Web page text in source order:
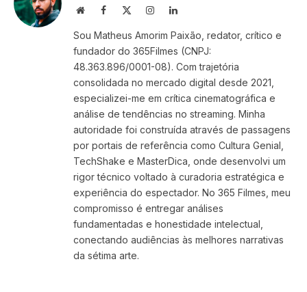
WebsiteFacebook InstagramLinkedIn
Sou Matheus Amorim Paixão, redator, crítico e
fundador do 365Filmes (CNPJ:
48.363.896/0001-08). Com trajetória
consolidada no mercado digital desde 2021,
especializei-me em crítica cinematográfica e
análise de tendências no streaming. Minha
autoridade foi construída através de passagens
por portais de referência como Cultura Genial,
TechShake e MasterDica, onde desenvolvi um
rigor técnico voltado à curadoria estratégica e
experiência do espectador. No 365 Filmes, meu
compromisso é entregar análises
fundamentadas e honestidade intelectual,
conectando audiências às melhores narrativas
da sétima arte.